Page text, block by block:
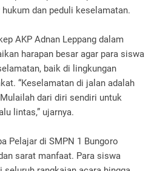
dan peduli keselamatan.
AKP Adnan Leppang dalam
harapan besar agar para siswa
baik di lingkungan
“Keselamatan di jalan adalah
dari diri sendiri untuk
lintas,” ujarnya.
Pelajar di SMPN 1 Bungoro
sarat manfaat. Para siswa